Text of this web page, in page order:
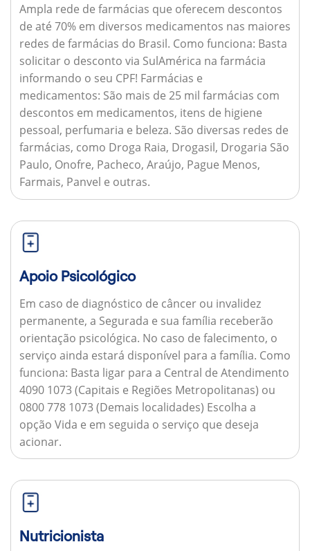
Ampla rede de farmácias que oferecem descontos
de até 70% em diversos medicamentos nas maiores
redes de farmácias do Brasil. Como funciona: Basta
solicitar o desconto via SulAmérica na farmácia
informando o seu CPF! Farmácias e
medicamentos: São mais de 25 mil farmácias com
descontos em medicamentos, itens de higiene
pessoal, perfumaria e beleza. São diversas redes de
farmácias, como Droga Raia, Drogasil, Drogaria São
Paulo, Onofre, Pacheco, Araújo, Pague Menos,
Farmais, Panvel e outras.
Apoio Psicológico
Em caso de diagnóstico de câncer ou invalidez
permanente, a Segurada e sua família receberão
orientação psicológica. No caso de falecimento, o
serviço ainda estará disponível para a família. Como
funciona: Basta ligar para a Central de Atendimento
4090 1073 (Capitais e Regiões Metropolitanas) ou
0800 778 1073 (Demais localidades) Escolha a
opção Vida e em seguida o serviço que deseja
acionar.
Nutricionista